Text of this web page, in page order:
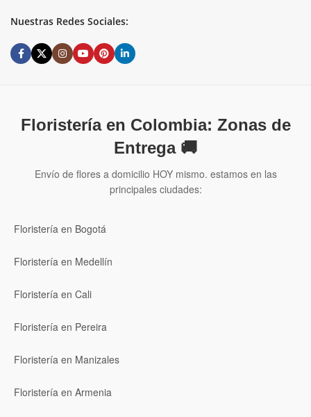
Nuestras Redes Sociales:
Floristería en Colombia: Zonas de
Entrega 🚚
Envío de flores a domicilio HOY mismo. estamos en las
principales ciudades:
Floristería en Bogotá
Floristería en Medellín
Floristería en Cali
Floristería en Pereira
Floristería en Manizales
Floristería en Armenia